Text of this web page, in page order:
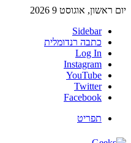
יום ראשון, אוגוסט 9 2026
Sidebar
כתבה רנדומלית
Log In
Instagram
YouTube
Twitter
Facebook
תפריט